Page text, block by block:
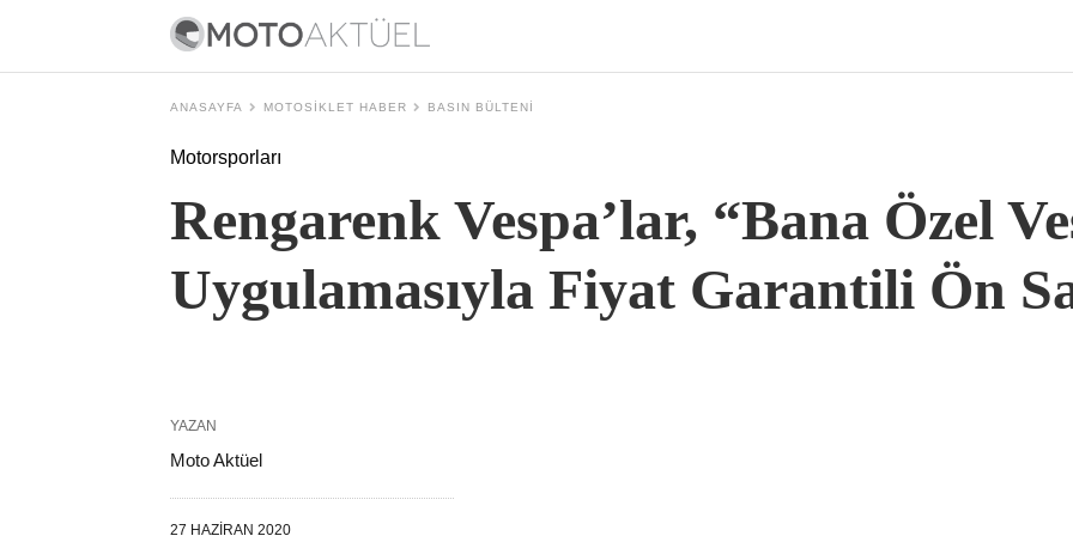
ANASAYFA MOTOSIKLET HABER BASIN BÜLTENI
Motorsporları
Rengarenk Vespa’lar, “Bana Özel
Uygulamasıyla Fiyat Garantili Ön
YAZAN
Moto Aktüel
27 HAZIRAN 2020